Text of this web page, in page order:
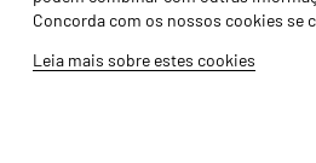
Concorda com os nossos cookies se
Leia mais sobre estes cookies
Fábrica / Produção
Recursos Humanos